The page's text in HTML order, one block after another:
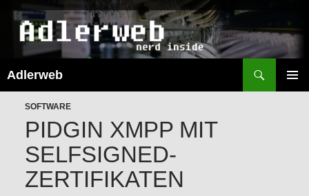
Adlerweb
SPRINGEN
SOFTWARE
PIDGIN XMPP MIT
SELFSIGNED-
ZERTIFIKATEN